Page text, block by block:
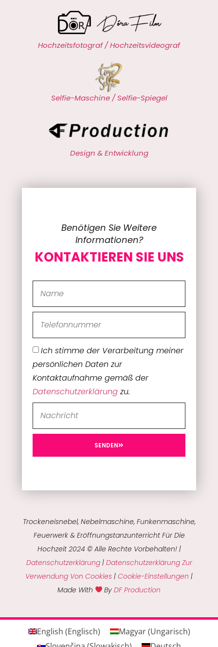
Hochzeitsfotograf / Hochzeitsvideograf
Selfie-Maschine / Selfie-Spiegel
Design & Entwicklung
Benötigen Sie Weitere
Informationen?
KONTAKTIEREN SIE UNS
Ich stimme der Verarbeitung meiner
persönlichen Daten zur
Kontaktaufnahme gemäß der
Datenschutzerklärungzu.
SENDEN
Trockeneisnebel, Nebelmaschine, Funkenmaschine,
Feuerwerk & Eröffnungstanzunterricht Für Die
Hochzeit 2024 © Alle Rechte Vorbehalten! |
Datenschutzerklärung| Datenschutzerklärung Zur
Verwendung Von Cookies | Cookie-Einstellungen |
Made With
ByDF Production
English (Englisch) Magyar(Ungarisch)